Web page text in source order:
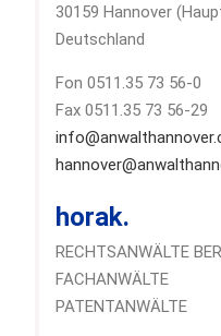
30159 Hannover
Deutschland
Fon 0511.35 73 56-0
Fax 0511.35 73 56-29
horak.
RECHTSANWÄLTE
FACHANWÄLTE
PATENTANWÄLTE